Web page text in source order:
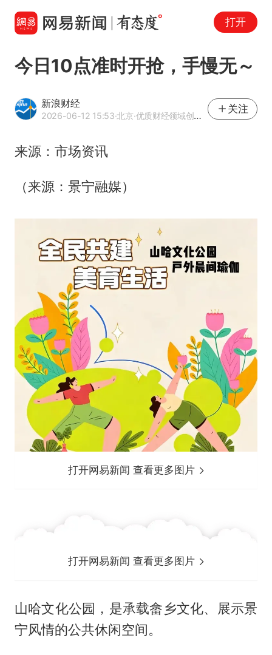
打开
今日10点准时开抢，手慢无～
新浪财经
2026-06-12 15:53·北京·优质财经领域创作者
关注
来源：市场资讯
（来源：景宁融媒）
打开网易新闻 查看更多图片
打开网易新闻 查看更多图片
山哈文化公园，是承载畲乡文化、展示景
宁风情的公共休闲空间。